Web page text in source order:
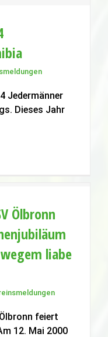
in
Jedermänner
Dieses Jahr
feiert
mit dem
Ölbronn
liabe
feiert
12. Mai 2000